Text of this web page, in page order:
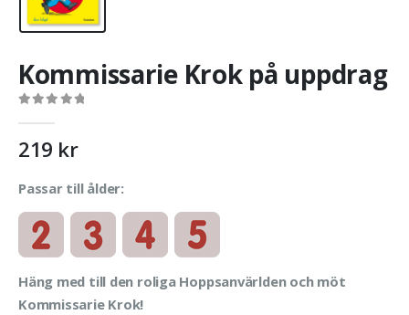
Kommissarie Krok på uppdrag
219 kr
Passar till ålder:
Häng med till den roliga Hoppsanvärlden och möt
Kommissarie Krok!